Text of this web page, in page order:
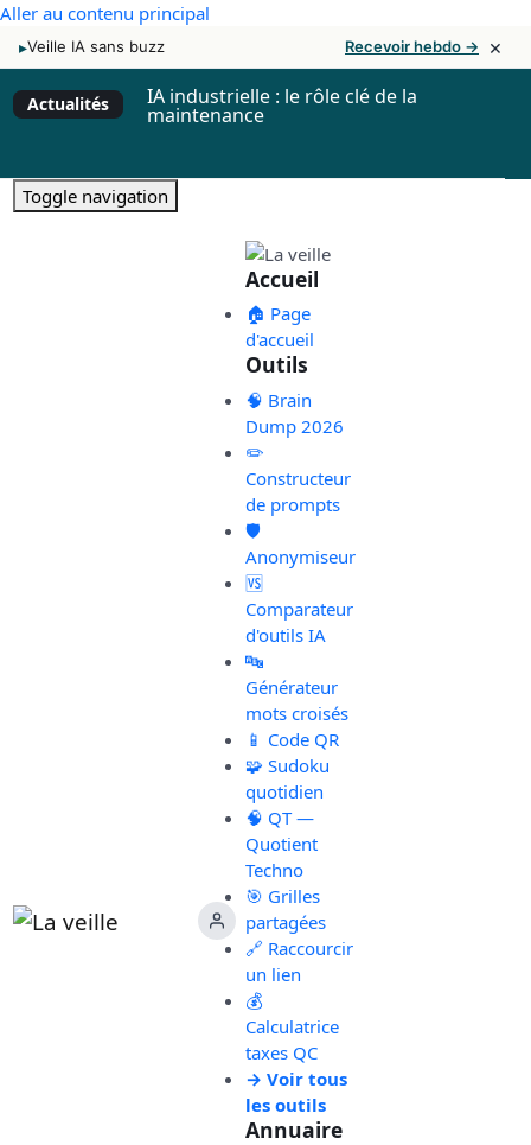
Aller au contenu principal
▸Veille IA sans buzz Recevoir hebdo → ×
Actualités IA industrielle : le rôle clé de la
maintenance
Toggle navigation
Accueil
🏠 Page
d'accueil
Outils
🧠 Brain
Dump 2026
✏️
Constructeur
de prompts
🛡️
Anonymiseur
🆚
Comparateur
d'outils IA
🔤
Générateur
mots croisés
📱 Code QR
🧩 Sudoku
quotidien
🧠 QT —
Quotient
Techno
🎯 Grilles
partagées
🔗 Raccourcir
un lien
💰
Calculatrice
taxes QC
→ Voir tous
les outils
Annuaire